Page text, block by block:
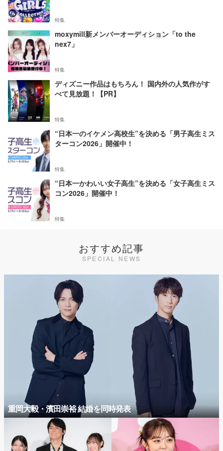
特集
moxymill新メンバーオーディション「to the
nex7」
特集
ディズニー作品はもちろん！ 国内外の人気作がす
べて見放題！【PR】
特集
“日本一のイケメン高校生”を決める「男子高生ミス
ターコン2026」開催中！
特集
“日本一かわいい女子高生”を決める「女子高生ミス
コン2026」開催中！
特集
おすすめ記事
SPECIAL NEWS
重岡大毅・濱田崇裕 結婚を同時発表